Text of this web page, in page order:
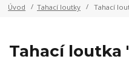
Úvod Tahací loutky Tahací
Tahací loutka